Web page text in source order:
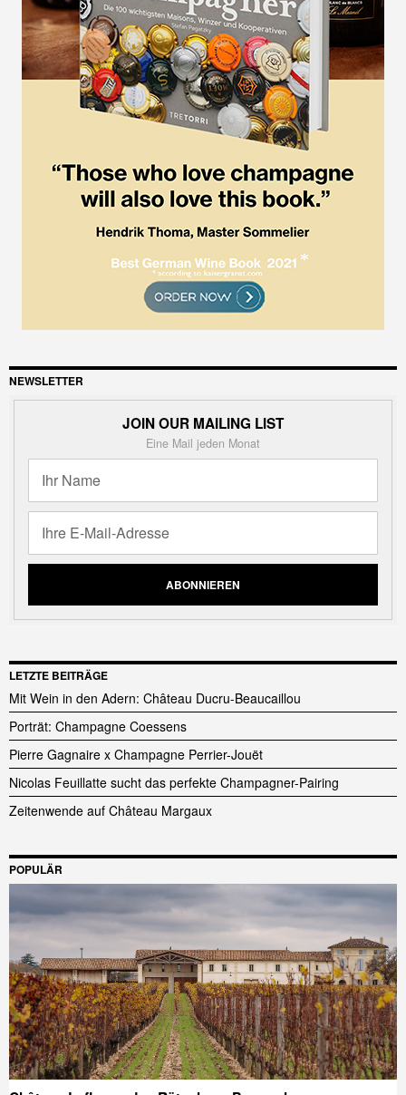
NEWSLETTER
JOIN OUR MAILING LIST
Eine Mail jeden Monat
LETZTE BEITRÄGE
Mit Wein in den Adern: Château Ducru-Beaucaillou
Porträt: Champagne Coessens
Pierre Gagnaire x Champagne Perrier-Jouët
Nicolas Feuillatte sucht das perfekte Champagner-Pairing
Zeitenwende auf Château Margaux
POPULÄR